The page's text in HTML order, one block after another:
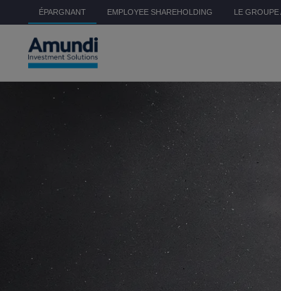
Aller au contenu principal
ÉPARGNANT EMPLOYEE SHAREHOLDING LE GROUPE